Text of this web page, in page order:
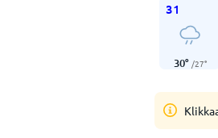
31
30° /27°